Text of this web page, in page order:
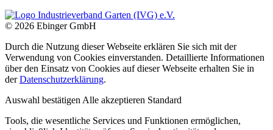
© 2026 Ebinger GmbH
Durch die Nutzung dieser Webseite erklären Sie sich mit der
Verwendung von Cookies einverstanden. Detaillierte Informationen
über den Einsatz von Cookies auf dieser Webseite erhalten Sie in
derDatenschutzerklärung.
Auswahl bestätigen Alle akzeptieren Standard
Tools, die wesentliche Services und Funktionen ermöglichen,